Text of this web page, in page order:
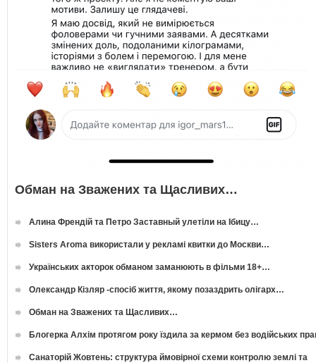
Обман на Зважених та Щасливих…
Алина Френдій та Петро Заставный улетіли на Ібицу…
Sisters Aroma використали у рекламі квитки до Москви…
Українських акторок обманом заманюють в фільми 18+…
Олександр Кізляр -спосіб життя, якому позаздрить олігарх…
Обман на Зважених та Щасливих…
Блогерка Алхім протягом року їздила за кермом без водійських
Санаторій Жовтень: структура ймовірної схеми контролю землі та